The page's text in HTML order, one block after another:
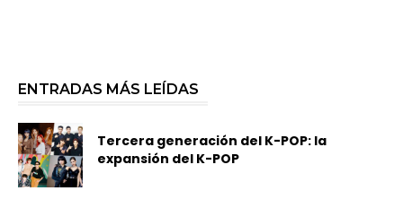
ENTRADAS MÁS LEÍDAS
Tercera generación del K-POP: la
expansión del K-POP